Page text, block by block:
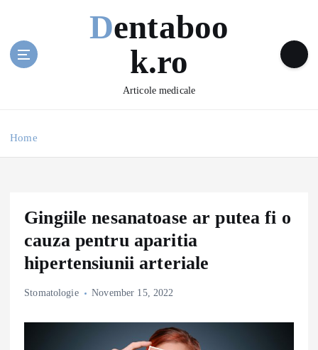
Dentaboo
k.ro
Articole medicale
Home
Gingiile nesanatoase ar putea fi o
cauza pentru aparitia
hipertensiunii arteriale
Stomatologie November 15, 2022